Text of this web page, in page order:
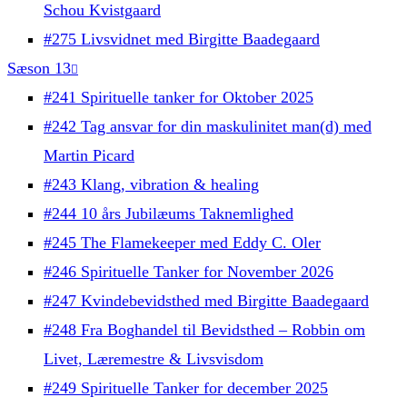
Schou Kvistgaard
#275 Livsvidnet med Birgitte Baadegaard
Sæson 13
#241 Spirituelle tanker for Oktober 2025
#242 Tag ansvar for din maskulinitet man(d) med
Martin Picard
#243 Klang, vibration & healing
#244 10 års Jubilæums Taknemlighed
#245 The Flamekeeper med Eddy C. Oler
#246 Spirituelle Tanker for November 2026
#247 Kvindebevidsthed med Birgitte Baadegaard
#248 Fra Boghandel til Bevidsthed – Robbin om
Livet, Læremestre & Livsvisdom
#249 Spirituelle Tanker for december 2025